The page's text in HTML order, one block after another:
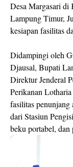
Desa Margasari di
Lampung Timur,
kesiapan fasilitas
Didampingi oleh
Djausal, Bupati
Direktur Jenderal
Perikanan
fasilitas
dari Stasiun
beku portabel,